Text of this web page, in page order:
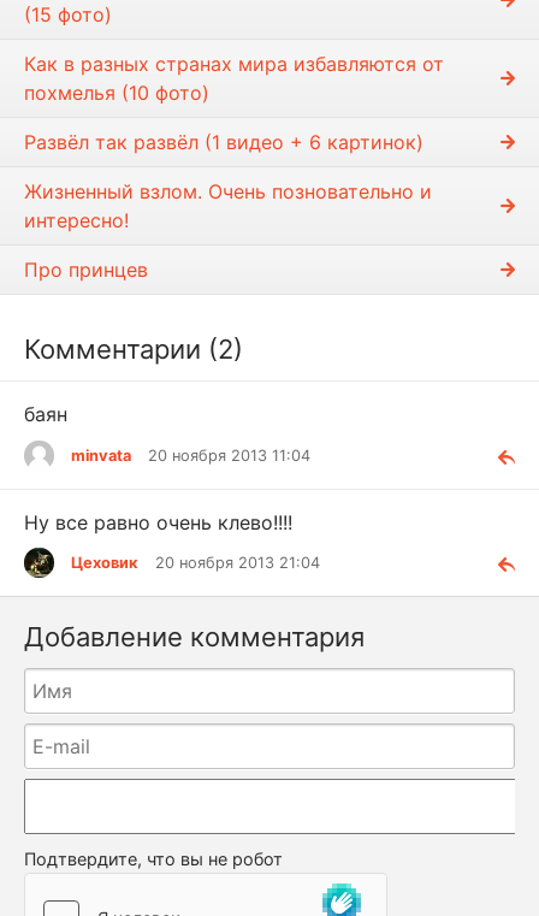
(15 фото)
Как в разных странах мира избавляются от
похмелья (10 фото)
Развёл так развёл (1 видео + 6 картинок)
Жизненный взлом. Очень позновательно и
интересно!
Про принцев
Комментарии (2)
баян
minvata 20 ноября 2013 11:04
Ну все равно очень клево!!!!
Цеховик 20 ноября 2013 21:04
Добавление комментария
Подтвердите, что вы не робот